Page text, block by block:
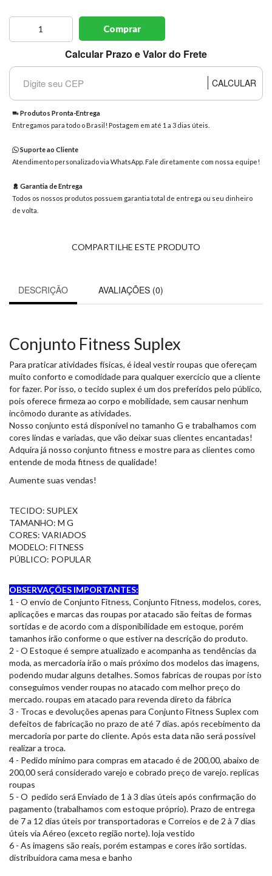
Chat
Envie-
nos uma
Comprar
Calcular Prazo e Valor do Frete
CALCULAR
Produtos Pronta-Entrega
Entregamos para todo o Brasil! Postagem em até 1 a 3 dias úteis.
Suporte ao Cliente
Atendimento personalizado via WhatsApp. Fale diretamente com nossa equipe!
Garantia de Entrega
Todos os nossos produtos possuem garantia total de entrega ou seu dinheiro
de volta.
COMPARTILHE ESTE PRODUTO
DESCRIÇÃO AVALIAÇÕES (0)
Conjunto Fitness Suplex
Para praticar atividades físicas, é ideal vestir roupas que ofereçam
muito conforto e comodidade para qualquer exercício que a cliente
for fazer. Por isso, o tecido suplex é um dos preferidos pelo público,
pois oferece firmeza ao corpo e mobilidade, sem causar nenhum
incômodo durante as atividades.
Nosso conjunto está disponível no tamanho G e trabalhamos com
cores lindas e variadas, que vão deixar suas clientes encantadas!
Adquira já nosso conjunto fitness e mostre para as clientes como
entende de moda fitness de qualidade!
Aumente suas vendas!
TECIDO: SUPLEX
TAMANHO: M G
CORES: VARIADOS
MODELO: FITNESS
PÚBLICO: POPULAR
OBSERVAÇÕES IMPORTANTES:
1 - O envio de Conjunto Fitness, Conjunto Fitness, modelos, cores,
aplicações e marcas das roupas por atacado são feitas de formas
sortidas e de acordo com a disponibilidade em estoque, porém
tamanhos irão conforme o que estiver na descrição do produto.
2 - O Estoque é sempre atualizado e acompanha as tendências da
moda, as mercadoria irão o mais próximo dos modelos das imagens,
podendo mudar alguns detalhes. Somos fabricas de roupas por isto
conseguimos vender roupas no atacado com melhor preço do
mercado. roupas em atacado para revenda direto da fábrica
3 - Trocas e devoluções apenas para Conjunto Fitness Suplex com
defeitos de fabricação no prazo de até 7 dias. após recebimento da
mercadoria por parte do cliente. Após esta data não será possível
realizar a troca.
4 - Pedido mínimo para compras em atacado é de 200,00, abaixo de
200,00 será considerado varejo e cobrado preço de varejo. replicas
roupas
5 - O pedido será Enviado de 1 à 3 dias úteis após confirmação do
pagamento (trabalhamos com estoque próprio). Prazo de entrega
de 7 a 12 dias úteis por transportadoras e Correios e de 2 à 7 dias
úteis via Aéreo (exceto região norte). loja vestido
6 - As imagens são reais, porém estampas e cores irão sortidas.
distribuidora cama mesa e banho